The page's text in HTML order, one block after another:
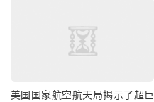
美国国家航空航天局揭示了超巨